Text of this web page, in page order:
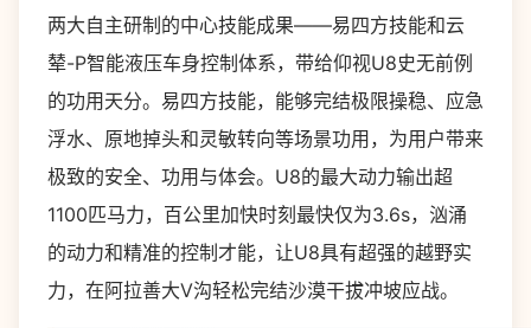
两大自主研制的中心技能成果——易四方技能和云
辇-P智能液压车身控制体系，带给仰视U8史无前例
的功用天分。易四方技能，能够完结极限操稳、应急
浮水、原地掉头和灵敏转向等场景功用，为用户带来
极致的安全、功用与体会。U8的最大动力输出超
1100匹马力，百公里加快时刻最快仅为3.6s，汹涌
的动力和精准的控制才能，让U8具有超强的越野实
力，在阿拉善大V沟轻松完结沙漠干拔冲坡应战。